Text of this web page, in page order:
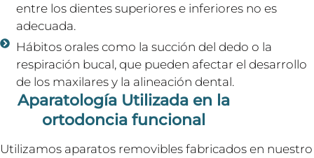
entre los dientes superiores e inferiores no es
adecuada.
Hábitos orales como la succión del dedo o la
respiración bucal, que pueden afectar el desarrollo
de los maxilares y la alineación dental.
Aparatología Utilizada en la
ortodoncia funcional
Utilizamos aparatos removibles fabricados en nuestro